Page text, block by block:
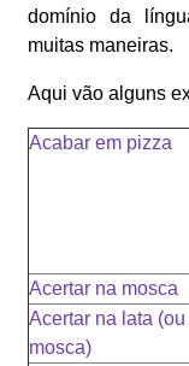
domínio da
muitas maneiras.
Aqui vão alguns
Acabar em pizza
Acertar na mosca
Acertar na lata (ou
mosca)